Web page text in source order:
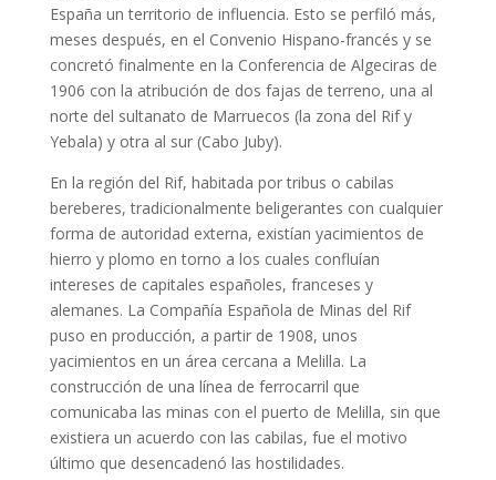
España un territorio de influencia. Esto se perfiló más,
meses después, en el Convenio Hispano-francés y se
concretó finalmente en la Conferencia de Algeciras de
1906 con la atribución de dos fajas de terreno, una al
norte del sultanato de Marruecos (la zona del Rif y
Yebala) y otra al sur (Cabo Juby).
En la región del Rif, habitada por tribus o cabilas
bereberes, tradicionalmente beligerantes con cualquier
forma de autoridad externa, existían yacimientos de
hierro y plomo en torno a los cuales confluían
intereses de capitales españoles, franceses y
alemanes. La Compañía Española de Minas del Rif
puso en producción, a partir de 1908, unos
yacimientos en un área cercana a Melilla. La
construcción de una línea de ferrocarril que
comunicaba las minas con el puerto de Melilla, sin que
existiera un acuerdo con las cabilas, fue el motivo
último que desencadenó las hostilidades.